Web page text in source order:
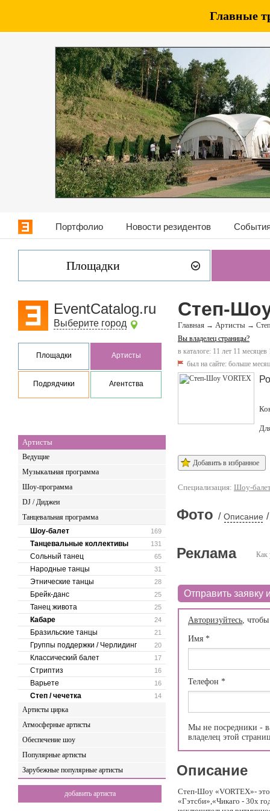
Главные
Портфолио Новости резидентов
Площадки
EventCatalog.ru
Выберите город
Площадки Артисты
Подрядчики Агентства
Артисты
Ведущие
Музыкальная программа
Шоу-программа
DJ / Диджеи
Танцевальная программа
169
Шоу-балет
131
Танцевальные коллективы
65
Сольный танец
31
Народные танцы
28
Этнические танцы
25
Брейк-данс
25
Танец живота
24
Кабаре
21
Бразильские танцы
20
Группы поддержки / Черлидинг
17
Классический балет
16
Стриптиз
16
Варьете
14
Степ / чечетка
Артисты цирка
Атмосферные артисты
Обеспечение шоу
Популярные артисты
Зарубежные популярные артисты
добавить артиста
Степ-
Главная → Артисты →
Вы владелец страницы?
в каталоге: 11 лет 11 месяцев
был на сайте: больше
Добавить в избранное
Специализация: Шоу-балет
Фото / Описание /
Как
Реклама
Отправить заявку
Авторизуйтесь,
Имя *
Телефон *
Мы не посредники -
владелец этой
Описание
Степ-Шоу «VORTEX»- это
«Гэтсби»,«Чикаго - 30х